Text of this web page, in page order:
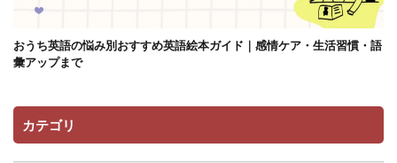
おうち英語の悩み別おすすめ英語絵本ガイド｜感情ケア・生活習慣・語
彙アップまで
カテゴリ